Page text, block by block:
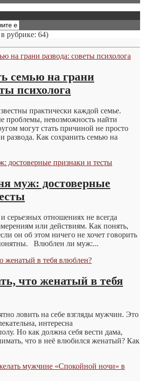
рубрике: 64)
семью на грани
психолога
практически каждой семье.
проблемы, невозможность найти
могут стать причиной не просто
развода. Как сохранить семью на
муж: достоверные
отношениях не всегда
или действиям. Как понять,
он об этом ничего не хочет говорить
Влюблен ли муж:...
что женатый в тебя
ловить на себе взгляды мужчин. Это
интересна
Но как должна себя вести дама,
что в неё влюбился женатый? Как